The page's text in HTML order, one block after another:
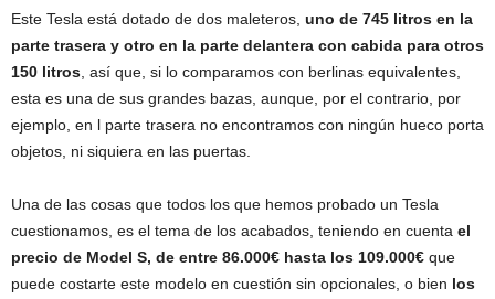
Este Tesla está dotado de dos maleteros, uno de 745 litros en la
parte trasera y otro en la parte delantera con cabida para otros
150 litros , así que, si lo comparamos con berlinas equivalentes,
esta es una de sus grandes bazas, aunque, por el contrario, por
ejemplo, en l parte trasera no encontramos con ningún hueco porta
objetos, ni siquiera en las puertas.
Una de las cosas que todos los que hemos probado un Tesla
cuestionamos, es el tema de los acabados, teniendo en cuenta el
precio de Model S, de entre 86.000€ hasta los 109.000€ que
puede costarte este modelo en cuestión sin opcionales, o bien los